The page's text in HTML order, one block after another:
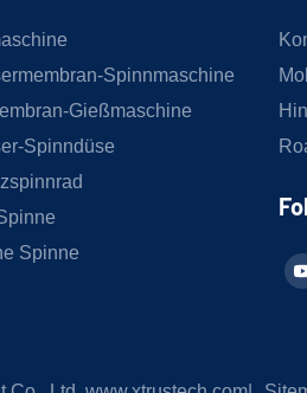
Spinnmaschine
Gießmaschine
Spinndüse
Spinne